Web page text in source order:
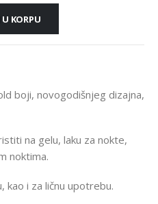
KORPU
boji, novogodišnjeg dizajna,
na gelu, laku za nokte,
noktima.
kao i za ličnu upotrebu.